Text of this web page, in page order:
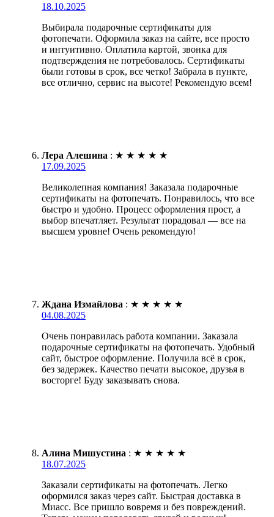
18.10.2025
Выбирала подарочные сертификаты для
фотопечати. Оформила заказ на сайте, все просто
и интуитивно. Оплатила картой, звонка для
подтверждения не потребовалось. Сертификаты
были готовы в срок, все четко! Забрала в пункте,
все отлично, сервис на высоте! Рекомендую всем!
Лера Алешина : ★ ★ ★ ★ ★
17.09.2025
Великолепная компания! Заказала подарочные
сертификаты на фотопечать. Понравилось, что все
быстро и удобно. Процесс оформления прост, а
выбор впечатляет. Результат порадовал — все на
высшем уровне! Очень рекомендую!
Ждана Измайлова : ★ ★ ★ ★ ★
04.08.2025
Очень понравилась работа компании. Заказала
подарочные сертификаты на фотопечать. Удобный
сайт, быстрое оформление. Получила всё в срок,
без задержек. Качество печати высокое, друзья в
восторге! Буду заказывать снова.
Алина Мишустина : ★ ★ ★ ★ ★
18.07.2025
Заказали сертификаты на фотопечать. Легко
оформился заказ через сайт. Быстрая доставка в
Миасс. Все пришло вовремя и без повреждений.